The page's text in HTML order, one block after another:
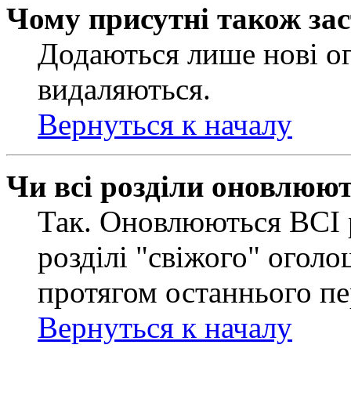
Чому присутні також
Додаються лише нові
видаляються.
Вернуться к началу
Чи всі розділи
Так. Оновлюються ВСІ
розділі "свіжого"
протягом останнього
Вернуться к началу